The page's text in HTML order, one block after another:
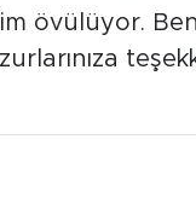
övülüyor.